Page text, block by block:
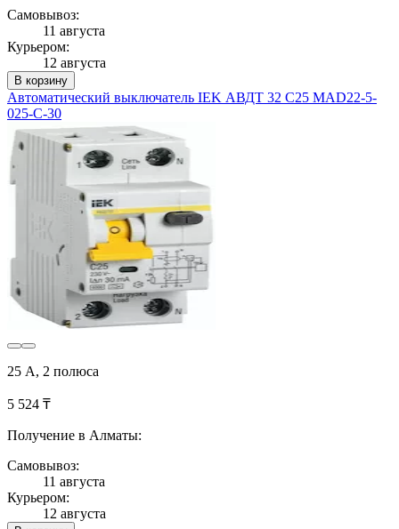
Самовывоз:
11 августа
Курьером:
12 августа
В корзину
Автоматический выключатель IEK АВДТ 32 C25 MAD22-5-
025-C-30
25 А, 2 полюса
5 524 ₸
Получение в Алматы:
Самовывоз:
11 августа
Курьером:
12 августа